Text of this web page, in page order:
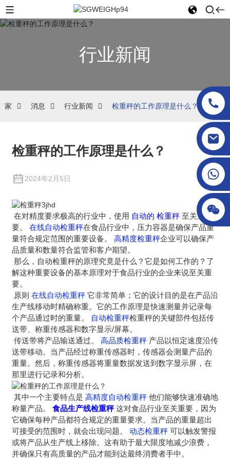
行业新闻
家 消息 行业新闻 检重秤的工作原理是什么？
检重秤的工作原理是什么？
2024年2月5日
在对精度要求极高的行业中，使用 自动的 检重秤 至关重
要。 在线自动检重秤在食品行业中，压力容器是确保产品重
量符合规定范围的重要设备。 高精度检重秤企业可以确保产
品质量和数量符合监管和客户期望。
那么，自动检重秤的原理究竟是什么？它是如何工作的？了
解这种重要设备的基本原理对于食品行业的企业来说至关重
要。
原则 在线自动检重秤它非常简单；它的设计目的是在产品沿
生产线移动时精确称重。它的工作原理是快速测量并记录每
个产品通过时的重量。
自动检重秤检重秤的关键部件包括传
送带、称重传感器和数字显示/屏幕。
传送带将产品输送通过。 高品质检重秤产品以恒定速度沿传
送带移动。当产品经过称重传感器时，传感器会测量产品的
重量。然后，称重传感器将重量数据发送到数字显示屏，在
那里进行记录和分析。
其中一个主要特点是 高精度自动检重秤他们能够快速准确地
称量产品。 食品生产线检重秤 这对食品行业至关重要，因为
它确保每种产品都符合规定的重量要求。当产品的重量超出
可接受的范围时，就会出现问题。 动态检重秤可以触发警报
或将产品从生产线上移除。这有助于最大限度地减少浪费，
并确保只有高质量的产品才能到达最终消费者手中。